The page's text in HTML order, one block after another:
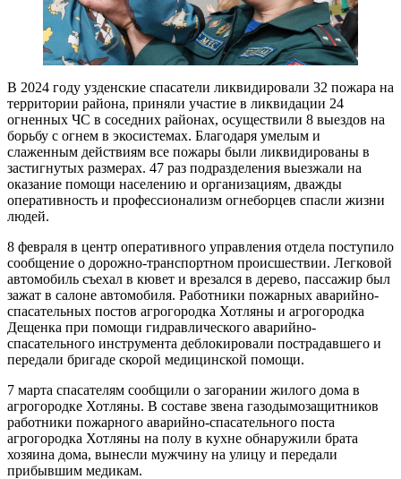
В 2024 году узденские спасатели ликвидировали 32 пожара на
территории района, приняли участие в ликвидации 24
огненных ЧС в соседних районах, осуществили 8 выездов на
борьбу с огнем в экосистемах. Благодаря умелым и
слаженным действиям все пожары были ликвидированы в
застигнутых размерах. 47 раз подразделения выезжали на
оказание помощи населению и организациям, дважды
оперативность и профессионализм огнеборцев спасли жизни
людей.
8 февраля в центр оперативного управления отдела поступило
сообщение о дорожно-транспортном происшествии. Легковой
автомобиль съехал в кювет и врезался в дерево, пассажир был
зажат в салоне автомобиля. Работники пожарных аварийно-
спасательных постов агрогородка Хотляны и агрогородка
Дещенка при помощи гидравлического аварийно-
спасательного инструмента деблокировали пострадавшего и
передали бригаде скорой медицинской помощи.
7 марта спасателям сообщили о загорании жилого дома в
агрогородке Хотляны. В составе звена газодымозащитников
работники пожарного аварийно-спасательного поста
агрогородка Хотляны на полу в кухне обнаружили брата
хозяина дома, вынесли мужчину на улицу и передали
прибывшим медикам.